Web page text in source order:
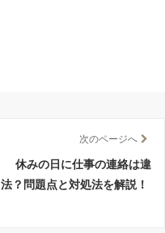
次のページへ
休みの日に仕事の連絡は違
法？問題点と対処法を解説！